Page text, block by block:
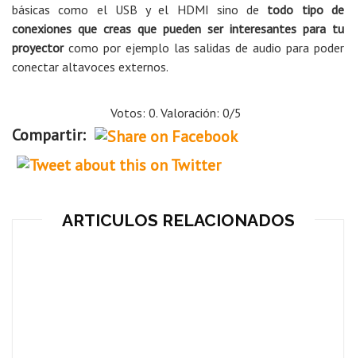
básicas como el USB y el HDMI sino de todo tipo de
conexiones que creas que pueden ser interesantes para tu
proyector como por ejemplo las salidas de audio para poder
conectar altavoces externos.
Votos: 0. Valoración: 0/5
Compartir:
ARTICULOS RELACIONADOS